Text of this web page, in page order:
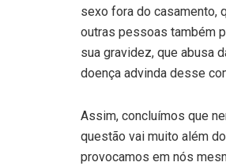
sexo fora do casamento,
outras pessoas também
sua gravidez, que abusa
doença advinda desse
Assim, concluímos que
questão vai muito além
provocamos em nós